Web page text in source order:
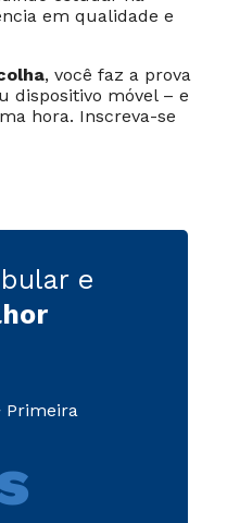
em qualidade e
, você faz a prova
dispositivo móvel – e
hora. Inscreva-se
e
Primeira
Próximo